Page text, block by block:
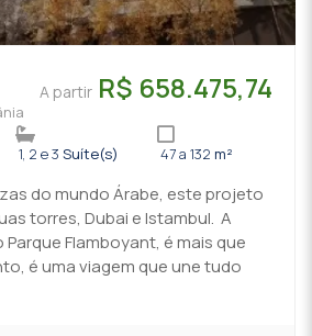
A partir R$ 658.475,74
1, 2 e 3 Suíte(s) 47 a 132 m²
do mundo Árabe, este projeto
torres, Dubai e Istambul. A
Flamboyant, é mais que
é uma viagem que une tudo